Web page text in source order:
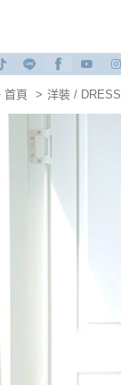
首頁 > 洋裝 / DRESS